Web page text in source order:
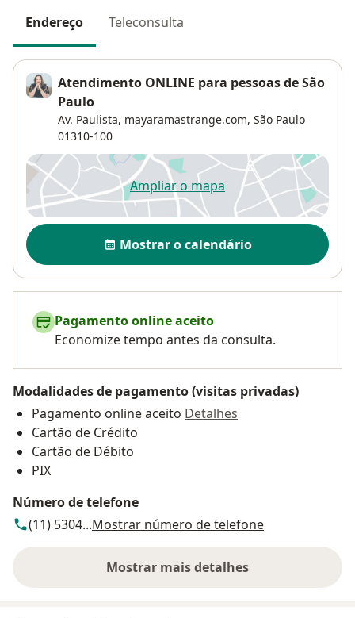
Endereço Teleconsulta
Atendimento ONLINE para pessoas de São
Paulo
Av. Paulista, mayaramastrange.com, São Paulo
01310-100
Ampliar o mapaabre num novo separador
Disponibilidade
Mostrar o calendário
Pagamento online aceito
Economize tempo antes da consulta.
Modalidades de pagamento (visitas privadas)
Pagamento online aceito Detalhes
Cartão de Crédito
Cartão de Débito
PIX
Número de telefone
(11) 5304...Mostrar número de telefone
Mostrar mais detalhes
sobre o endereço